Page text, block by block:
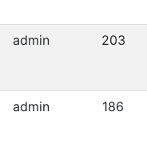
admin 203
admin 186